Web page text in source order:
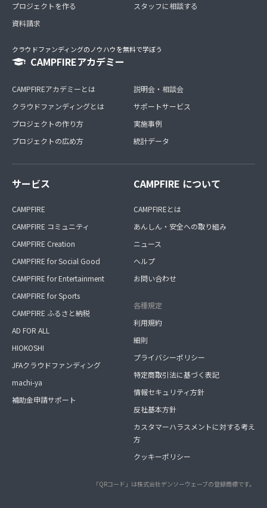
プロジェクトを作る
資料請求
スタッフに相談する
クラウドファンディングのノウハウを無料で学ぼう
CAMPFIREアカデミー
CAMPFIREアカデミーとは
クラウドファンディングとは
プロジェクトの作り方
プロジェクトの広め方
説明会・相談会
サポートサービス
実施事例
統計データ
サービス
CAMPFIRE
CAMPFIRE コミュニティ
CAMPFIRE Creation
CAMPFIRE for Social Good
CAMPFIRE for Entertainment
CAMPFIRE for Sports
CAMPFIRE ふるさと納税
AD FOR ALL
HIOKOSHI
JFAクラウドファンディング
machi-ya
補助金申請サポート
CAMPFIRE について
CAMPFIREとは
あんしん・安全への取り組み
ニュース
ヘルプ
お問い合わせ
各種規定
利用規約
細則
プライバシーポリシー
特定商取引法に基づく表記
情報セキュリティ方針
反社基本方針
カスタマーハラスメントに対する考え
方
クッキーポリシー
「QRコード」は株式会社デンソーウェーブの登録商標です。